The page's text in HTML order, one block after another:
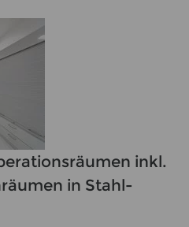
inkl.
in Stahl-